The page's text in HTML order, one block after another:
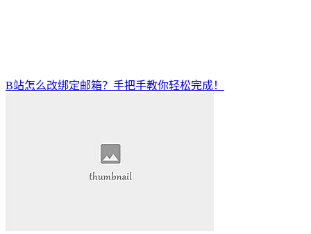
B站怎么改绑定邮箱？手把手教你轻松完成！